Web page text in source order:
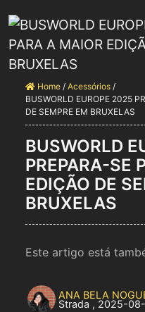
Home / Acessórios /
BUSWORLD EUROPE 2025
DE SEMPRE EM BRUXELAS
BUSWORLD
PREPARA-SE
EDIÇÃO DE
BRUXELAS
Este artigo está
ANA BELA
Strada , 2025-